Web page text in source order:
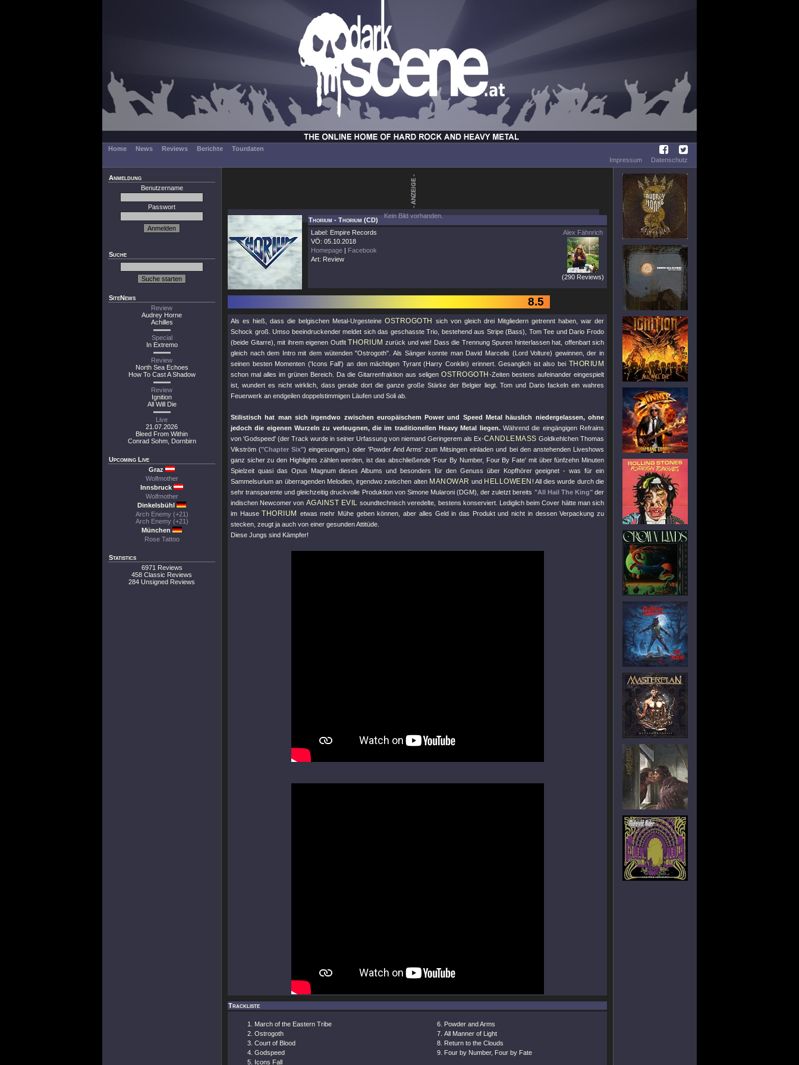
Home News Reviews Berichte
Tourdaten
Impressum
Datenschutz
Anmeldung
Benutzername
Passwort
Suche
SiteNews
Review
Audrey Horne
Achilles
Special
In Extremo
Review
North Sea Echoes
How To Cast A Shadow
Review
Ignition
All Will Die
Live
21.07.2026
Bleed From Within
Conrad Sohm, Dornbirn
Upcoming Live
Graz
Wolfmother
Innsbruck
Wolfmother
Dinkelsbühl
Arch Enemy (+21)
Arch Enemy (+21)
München
Rose Tattoo
Statistics
6971 Reviews
458 Classic Reviews
284 Unsigned Reviews
Kein Bild vorhanden.
Thorium - Thorium (CD)
Label: Empire Records
VÖ: 05.10.2018
Homepage | Facebook
Art: Review
Alex Fähnrich
(290 Reviews)
8.5
Als es hieß, dass die belgischen Metal-UrgesteineOSTROGOTH
sich von gleich drei Mitgliedern getrennt haben, war der
Schock groß. Umso beeindruckender meldet sich das geschasste Trio, bestehend aus Stripe (Bass), Tom Tee und Dario Frodo
(beide Gitarre), mit ihrem eigenen Outfit THORIUM zurück und wie! Dass die Trennung Spuren hinterlassen hat, offenbart sich
gleich nach dem Intro mit dem wütenden "Ostrogoth". Als Sänger konnte man David Marcelis (Lord Volture) gewinnen, der in
seinen besten Momenten ('Icons Fall') an den mächtigen Tyrant (Harry Conklin) erinnert. Gesanglich ist also bei THORIUM
schon mal alles im grünen Bereich. Da die Gitarrenfraktion aus seligenOSTROGOTH -Zeiten bestens aufeinander eingespielt
ist, wundert es nicht wirklich, dass gerade dort die ganze große Stärke der Belgier liegt. Tom und Dario fackeln ein wahres
Feuerwerk an endgeilen doppelstimmigen Läufen und Soli ab.
Stilistisch hat man sich irgendwo zwischen europäischem Power und Speed Metal häuslich niedergelassen, ohne
jedoch die eigenen Wurzeln zu verleugnen, die im traditionellen Heavy Metal liegen.Während die eingängigen Refrains
von 'Godspeed' (der Track wurde in seiner Urfassung von niemand Geringerem als Ex-CANDLEMASS Goldkehlchen Thomas
Vikström ("Chapter Six") eingesungen.) oder 'Powder And Arms' zum Mitsingen einladen und bei den anstehenden Liveshows
ganz sicher zu den Highlights zählen werden, ist das abschließende 'Four By Number, Four By Fate' mit über fünfzehn Minuten
Spielzeit quasi das Opus Magnum dieses Albums und besonders für den Genuss über Kopfhörer geeignet - was für ein
Sammelsurium an überragenden Melodien, irgendwo zwischen alten MANOWAR und HELLOWEEN ! All dies wurde durch die
sehr transparente und gleichzeitig druckvolle Produktion von Simone Mularoni (DGM), der zuletzt bereits "All Hail The King"der
indischen Newcomer von AGAINST EVIL soundtechnisch veredelte, bestens konserviert. Lediglich beim Cover hätte man sich
im HauseTHORIUM
etwas mehr Mühe geben können, aber alles Geld in das Produkt und nicht in dessen Verpackung zu
stecken, zeugt ja auch von einer gesunden Attitüde.
Diese Jungs sind Kämpfer!
Trackliste
March of the Eastern Tribe
Ostrogoth
Court of Blood
Godspeed
Icons Fall
Powder and Arms
All Manner of Light
Return to the Clouds
Four by Number, Four by Fate